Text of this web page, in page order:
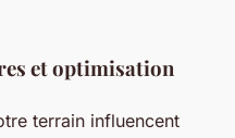
et optimisation
terrain influencent